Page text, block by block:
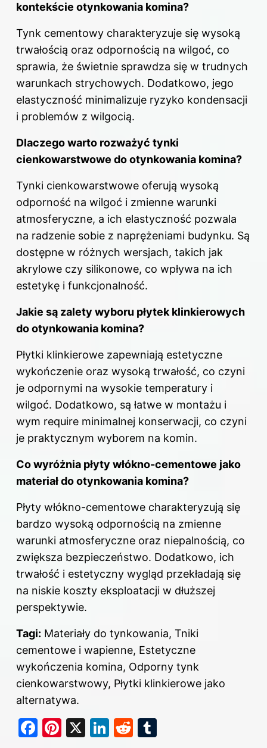
kontekście otynkowania komina?
Tynk cementowy charakteryzuje się wysoką
trwałością oraz odpornością na wilgoć, co
sprawia, że świetnie sprawdza się w trudnych
warunkach strychowych. Dodatkowo, jego
elastyczność minimalizuje ryzyko kondensacji
i problemów z wilgocią.
Dlaczego warto rozważyć tynki
cienkowarstwowe do otynkowania komina?
Tynki cienkowarstwowe oferują wysoką
odporność na wilgoć i zmienne warunki
atmosferyczne, a ich elastyczność pozwala
na radzenie sobie z naprężeniami budynku. Są
dostępne w różnych wersjach, takich jak
akrylowe czy silikonowe, co wpływa na ich
estetykę i funkcjonalność.
Jakie są zalety wyboru płytek klinkierowych
do otynkowania komina?
Płytki klinkierowe zapewniają estetyczne
wykończenie oraz wysoką trwałość, co czyni
je odpornymi na wysokie temperatury i
wilgoć. Dodatkowo, są łatwe w montażu i
wym require minimalnej konserwacji, co czyni
je praktycznym wyborem na komin.
Co wyróżnia płyty włókno-cementowe jako
materiał do otynkowania komina?
Płyty włókno-cementowe charakteryzują się
bardzo wysoką odpornością na zmienne
warunki atmosferyczne oraz niepalnością, co
zwiększa bezpieczeństwo. Dodatkowo, ich
trwałość i estetyczny wygląd przekładają się
na niskie koszty eksploatacji w dłuższej
perspektywie.
Tagi: Materiały do tynkowania, Tniki
cementowe i wapienne, Estetyczne
wykończenia komina, Odporny tynk
cienkowarstwowy, Płytki klinkierowe jako
alternatywa.
F
Pi X
Li R